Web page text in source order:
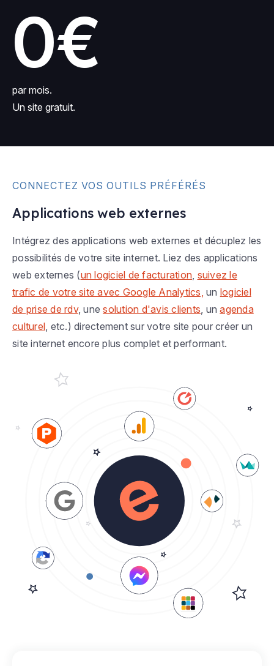
0€
par mois.
Un site gratuit.
CONNECTEZ VOS OUTILS PRÉFÉRÉS
Applications web externes
Intégrez des applications web externes et décuplez les
possibilités de votre site internet. Liez des applications
web externes (un logiciel de facturation, suivez le
trafic de votre site avec Google Analytics, un logiciel
de prise de rdv, unesolution d'avis clients, unagenda
culturel, etc.) directement sur votre site pour créer un
site internet encore plus complet et performant.